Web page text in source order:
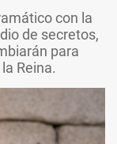
con la
de secretos,
para
Reina.